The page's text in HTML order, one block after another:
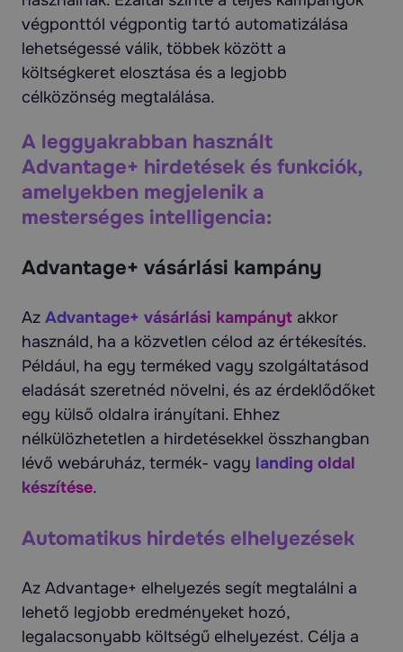
végponttól végpontig tartó automatizálása
lehetségessé válik, többek között a
költségkeret elosztása és a legjobb
célközönség megtalálása.
A leggyakrabban használt
Advantage+ hirdetések és funkciók,
amelyekben megjelenik a
mesterséges intelligencia:
Advantage+ vásárlási kampány
Az Advantage+ vásárlási kampányt akkor
használd, ha a közvetlen célod az értékesítés.
Például, ha egy terméked vagy szolgáltatásod
eladását szeretnéd növelni, és az érdeklődőket
egy külső oldalra irányítani. Ehhez
nélkülözhetetlen a hirdetésekkel összhangban
lévő webáruház, termék- vagy landing oldal
készítése.
Automatikus hirdetés elhelyezések
Az Advantage+ elhelyezés segít megtalálni a
lehető legjobb eredményeket hozó,
legalacsonyabb költségű elhelyezést. Célja a